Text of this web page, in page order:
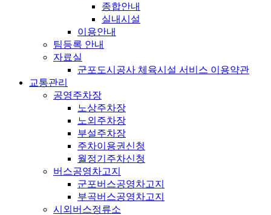
종합안내
실내시설
이용안내
팀등록 안내
자료실
군포도시공사 체육시설 서비스 이용약관
교통관리
공영주차장
노상주차장
노외주차장
부설주차장
주차이용권신청
월정기주차신청
버스공영차고지
군포버스공영차고지
부곡버스공영차고지
시외버스정류소